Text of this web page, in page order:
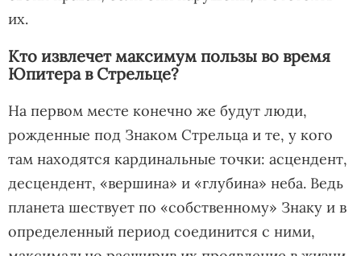
их.
Кто извлечет максимум пользы во время
Юпитера в Стрельце?
На первом месте конечно же будут люди,
рожденные под Знаком Стрельца и те, у кого
там находятся кардинальные точки: асцендент,
десцендент, «вершина» и «глубина» неба. Ведь
планета шествует по «собственному» Знаку и в
определенный период соединится с ними,